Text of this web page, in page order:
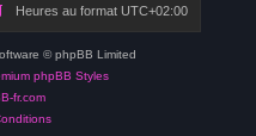
Heures au format UTC+02:00
© phpBB Limited
phpBB Styles
fr.com